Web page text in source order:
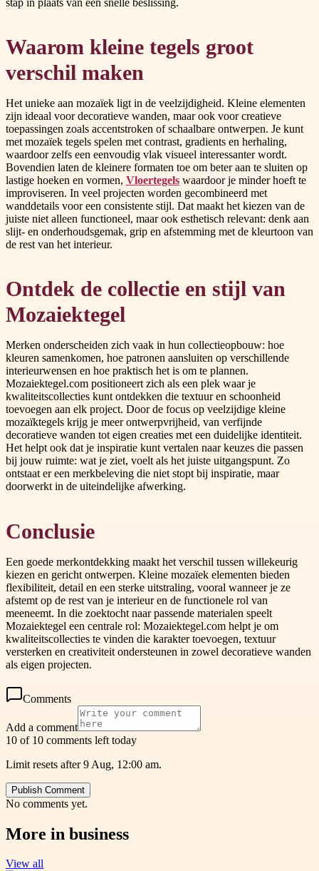
stap in plaats van een snelle beslissing.
Waarom kleine tegels groot
verschil maken
Het unieke aan mozaïek ligt in de veelzijdigheid. Kleine elementen
zijn ideaal voor decoratieve wanden, maar ook voor creatieve
toepassingen zoals accentstroken of schaalbare ontwerpen. Je kunt
met mozaïek tegels spelen met contrast, gradients en herhaling,
waardoor zelfs een eenvoudig vlak visueel interessanter wordt.
Bovendien laten de kleinere formaten toe om beter aan te sluiten op
lastige hoeken en vormen, Vloertegels waardoor je minder hoeft te
improviseren. In veel projecten worden gecombineerd met
wanddetails voor een consistente stijl. Dat maakt het kiezen van de
juiste niet alleen functioneel, maar ook esthetisch relevant: denk aan
slijt- en onderhoudsgemak, grip en afstemming met de kleurtoon van
de rest van het interieur.
Ontdek de collectie en stijl van
Mozaiektegel
Merken onderscheiden zich vaak in hun collectieopbouw: hoe
kleuren samenkomen, hoe patronen aansluiten op verschillende
interieurwensen en hoe praktisch het is om te plannen.
Mozaiektegel.com positioneert zich als een plek waar je
kwaliteitscollecties kunt ontdekken die textuur en schoonheid
toevoegen aan elk project. Door de focus op veelzijdige kleine
mozaïktegels krijg je meer ontwerpvrijheid, van verfijnde
decoratieve wanden tot eigen creaties met een duidelijke identiteit.
Het helpt ook dat je inspiratie kunt vertalen naar keuzes die passen
bij jouw ruimte: wat je ziet, voelt als het juiste uitgangspunt. Zo
ontstaat er een merkbeleving die niet stopt bij inspiratie, maar
doorwerkt in de uiteindelijke afwerking.
Conclusie
Een goede merkontdekking maakt het verschil tussen willekeurig
kiezen en gericht ontwerpen. Kleine mozaïek elementen bieden
flexibiliteit, detail en een sterke uitstraling, vooral wanneer je ze
afstemt op de rest van je interieur en de functionele rol van
meeneemt. In die zoektocht naar passende materialen speelt
Mozaiektegel een centrale rol: Mozaiektegel.com helpt je om
kwaliteitscollecties te vinden die karakter toevoegen, textuur
versterken en creativiteit ondersteunen in zowel decoratieve wanden
als eigen projecten.
Comments
Add a comment
10 of 10 comments left today
Limit resets after 9 Aug, 12:00 am.
Publish Comment
No comments yet.
More in business
View all